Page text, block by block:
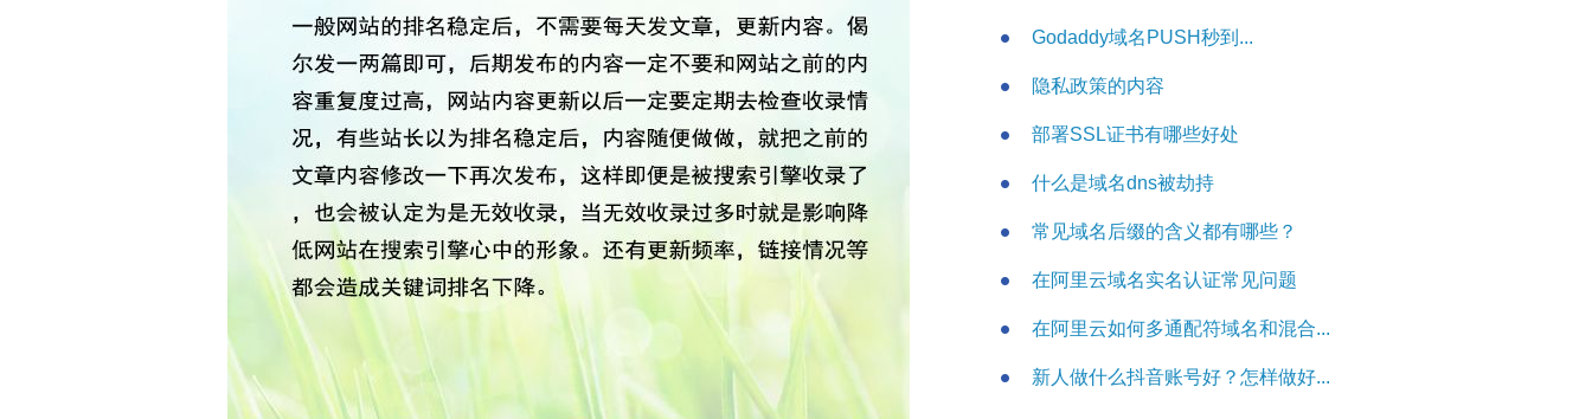
Godaddy域名PUSH秒到...
隐私政策的内容
部署SSL证书有哪些好处
什么是域名dns被劫持
常见域名后缀的含义都有哪些？
在阿里云域名实名认证常见问题
在阿里云如何多通配符域名和混合...
新人做什么抖音账号好？怎样做好...